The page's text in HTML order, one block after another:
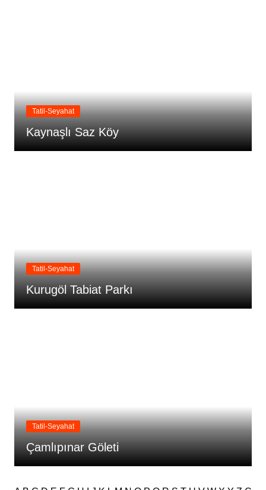
Tatil-Seyahat
Kaynaşlı Saz Köy
Tatil-Seyahat
Kurugöl Tabiat Parkı
Tatil-Seyahat
Çamlıpınar Göleti